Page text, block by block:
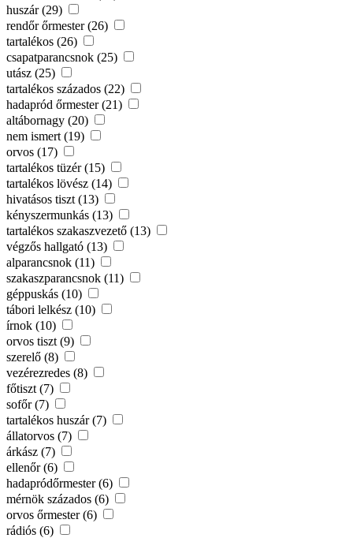
huszár (29)
rendőr őrmester (26)
tartalékos (26)
csapatparancsnok (25)
utász (25)
tartalékos százados (22)
hadapród őrmester (21)
altábornagy (20)
nem ismert (19)
orvos (17)
tartalékos tüzér (15)
tartalékos lövész (14)
hivatásos tiszt (13)
kényszermunkás (13)
tartalékos szakaszvezető (13)
végzős hallgató (13)
alparancsnok (11)
szakaszparancsnok (11)
géppuskás (10)
tábori lelkész (10)
írnok (10)
orvos tiszt (9)
szerelő (8)
vezérezredes (8)
főtiszt (7)
sofőr (7)
tartalékos huszár (7)
állatorvos (7)
árkász (7)
ellenőr (6)
hadapródőrmester (6)
mérnök százados (6)
orvos őrmester (6)
rádiós (6)